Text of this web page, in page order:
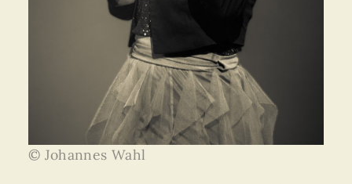
© Johannes Wahl